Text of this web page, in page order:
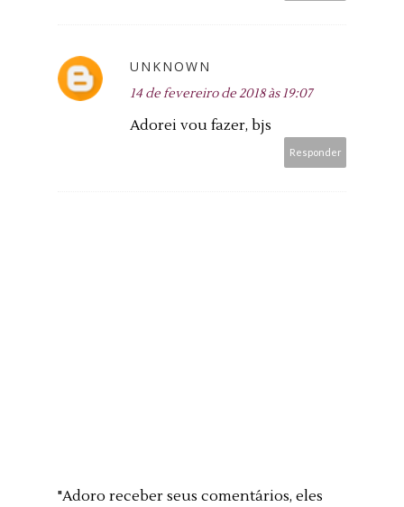
UNKNOWN
14 de fevereiro de 2018 às 19:07
Adorei vou fazer, bjs
Responder
"Adoro receber seus comentários, eles